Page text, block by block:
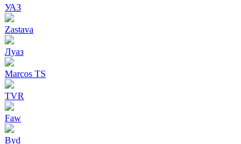
УАЗ
Zastava
Луаз
Marcos TS
TVR
Faw
Byd